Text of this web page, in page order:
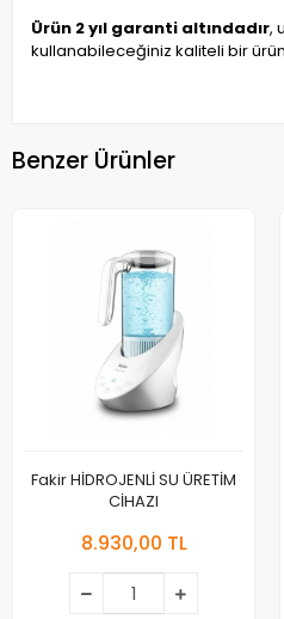
Ürün 2 yıl garanti altındadır,
kullanabileceğiniz kaliteli bir
Benzer Ürünler
Fakir HİDROJENLİ SU ÜRETİM
CİHAZI
8.930,00 TL